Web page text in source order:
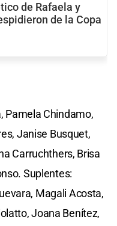
de Rafaela y
de la Copa
Pamela Chindamo,
Janise Busquet,
Carruchthers, Brisa
Suplentes:
Magali Acosta,
Joana Benítez,